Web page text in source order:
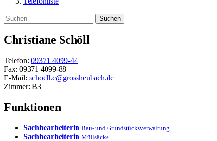
Suchen
Christiane Schöll
Telefon: 09371 4099-44
Fax: 09371 4099-88
E-Mail: schoell.c@grossheubach.de
Zimmer: B3
Funktionen
Sachbearbeiterin Bau- und Grundstücksverwaltung
Sachbearbeiterin Müllsäcke